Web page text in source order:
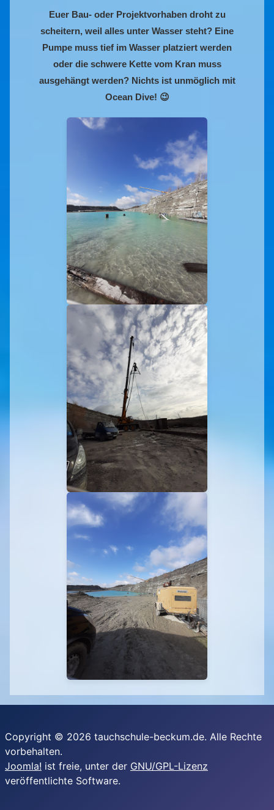
Euer Bau- oder Projektvorhaben droht zu
scheitern, weil alles unter Wasser steht? Eine
Pumpe muss tief im Wasser platziert werden
oder die schwere Kette vom Kran muss
ausgehängt werden? Nichts ist unmöglich mit
Ocean Dive! 😉
Copyright © 2026 tauchschule-beckum.de. Alle Rechte
vorbehalten.
Joomla! ist freie, unter der GNU/GPL-Lizenz
veröffentlichte Software.